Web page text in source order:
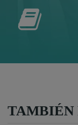
TAMBIÉN